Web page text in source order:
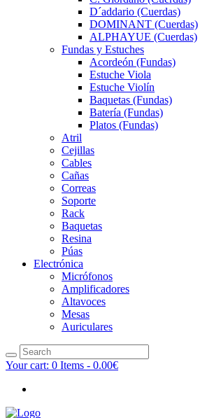
D´addario (Cuerdas)
DOMINANT (Cuerdas)
ALPHAYUE (Cuerdas)
Fundas y Estuches
Acordeón (Fundas)
Estuche Viola
Estuche Violín
Baquetas (Fundas)
Batería (Fundas)
Platos (Fundas)
Atril
Cejillas
Cables
Cañas
Correas
Soporte
Rack
Baquetas
Resina
Púas
Electrónica
Micrófonos
Amplificadores
Altavoces
Mesas
Auriculares
Your cart: 0 Items - 0.00€